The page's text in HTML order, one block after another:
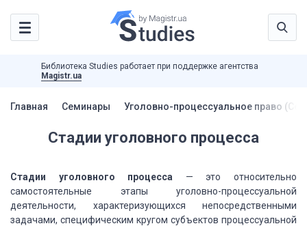
Библиотека Studies работает при поддержке агентства
Magistr.ua
Главная Семинары Уголовно-процессуальное право
Стадии уголовного процесса
Стадии уголовного процесса
— это относительно
самостоятельные этапы уголовно-процессуальной
деятельности, характеризующихся непосредственными
задачами, специфическим кругом субъектов процессуальной